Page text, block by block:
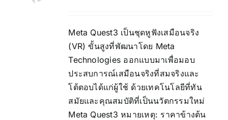
through
27,900.00฿
Meta Quest3 เป็นชุดหูฟังเสมือนจริง
(VR) ขั้นสูงที่พัฒนาโดย Meta
Technologies ออกแบบมาเพื่อมอบ
ประสบการณ์เสมือนจริงที่สมจริงและ
โต้ตอบได้แก่ผู้ใช้ ด้วยเทคโนโลยีที่ทัน
สมัยและคุณสมบัติที่เป็นนวัตกรรมใหม่
Meta Quest3 หมายเหตุ: ราคาข้างต้น